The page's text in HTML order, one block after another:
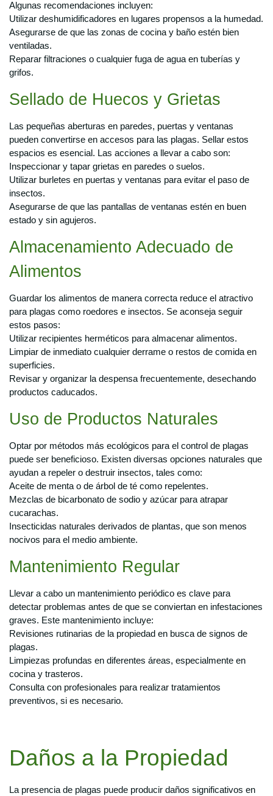
Algunas recomendaciones incluyen:
Utilizar deshumidificadores en lugares propensos a la humedad.
Asegurarse de que las zonas de cocina y baño estén bien
ventiladas.
Reparar filtraciones o cualquier fuga de agua en tuberías y
grifos.
Sellado de Huecos y Grietas
Las pequeñas aberturas en paredes, puertas y ventanas
pueden convertirse en accesos para las plagas. Sellar estos
espacios es esencial. Las acciones a llevar a cabo son:
Inspeccionar y tapar grietas en paredes o suelos.
Utilizar burletes en puertas y ventanas para evitar el paso de
insectos.
Asegurarse de que las pantallas de ventanas estén en buen
estado y sin agujeros.
Almacenamiento Adecuado de
Alimentos
Guardar los alimentos de manera correcta reduce el atractivo
para plagas como roedores e insectos. Se aconseja seguir
estos pasos:
Utilizar recipientes herméticos para almacenar alimentos.
Limpiar de inmediato cualquier derrame o restos de comida en
superficies.
Revisar y organizar la despensa frecuentemente, desechando
productos caducados.
Uso de Productos Naturales
Optar por métodos más ecológicos para el control de plagas
puede ser beneficioso. Existen diversas opciones naturales que
ayudan a repeler o destruir insectos, tales como:
Aceite de menta o de árbol de té como repelentes.
Mezclas de bicarbonato de sodio y azúcar para atrapar
cucarachas.
Insecticidas naturales derivados de plantas, que son menos
nocivos para el medio ambiente.
Mantenimiento Regular
Llevar a cabo un mantenimiento periódico es clave para
detectar problemas antes de que se conviertan en infestaciones
graves. Este mantenimiento incluye:
Revisiones rutinarias de la propiedad en busca de signos de
plagas.
Limpiezas profundas en diferentes áreas, especialmente en
cocina y trasteros.
Consulta con profesionales para realizar tratamientos
preventivos, si es necesario.
Daños a la Propiedad
La presencia de plagas puede producir daños significativos en